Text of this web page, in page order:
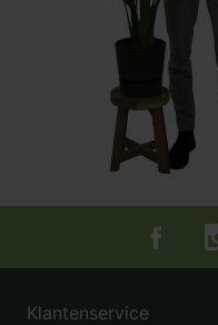
Klantenservice